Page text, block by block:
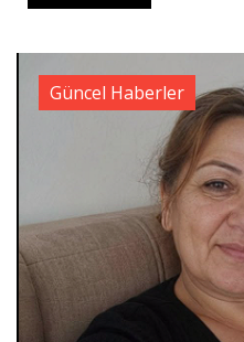
Güncel Haberler